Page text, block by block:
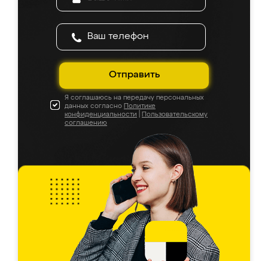
Отправить
Я соглашаюсь на передачу персональных
данных согласно Политике
конфиденциальности
Пользовательскому
соглашению